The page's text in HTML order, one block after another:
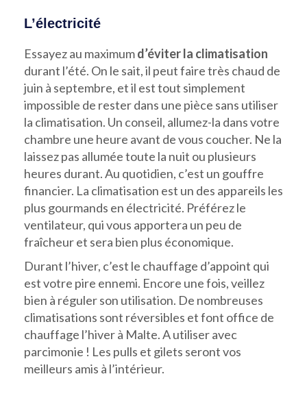
L’électricité
Essayez au maximumd’éviter la climatisation
durant l’été. On le sait, il peut faire très chaud de
juin à septembre, et il est tout simplement
impossible de rester dans une pièce sans utiliser
la climatisation. Un conseil, allumez-la dans votre
chambre une heure avant de vous coucher. Ne la
laissez pas allumée toute la nuit ou plusieurs
heures durant. Au quotidien, c’est un gouffre
financier. La climatisation est un des appareils les
plus gourmands en électricité. Préférez le
ventilateur, qui vous apportera un peu de
fraîcheur et sera bien plus économique.
Durant l’hiver, c’est le chauffage d’appoint qui
est votre pire ennemi. Encore une fois, veillez
bien à réguler son utilisation. De nombreuses
climatisations sont réversibles et font office de
chauffage l’hiver à Malte. A utiliser avec
parcimonie ! Les pulls et gilets seront vos
meilleurs amis à l’intérieur.